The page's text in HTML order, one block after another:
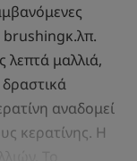
brushingκ.λπ.
λεπτά μαλλιά,
δραστικά
αναδομεί
κερατίνης. Η